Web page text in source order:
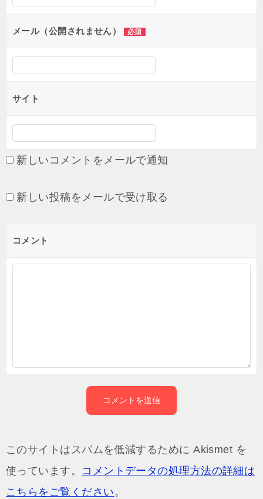
メール（公開されません） 必須
サイト
新しいコメントをメールで通知
新しい投稿をメールで受け取る
コメント
このサイトはスパムを低減するために Akismet を
使っています。 コメントデータの処理方法の詳細は
こちらをご覧ください 。